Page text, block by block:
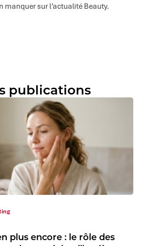
manquer sur l’actualité Beauty.
publications
plus encore : le rôle des